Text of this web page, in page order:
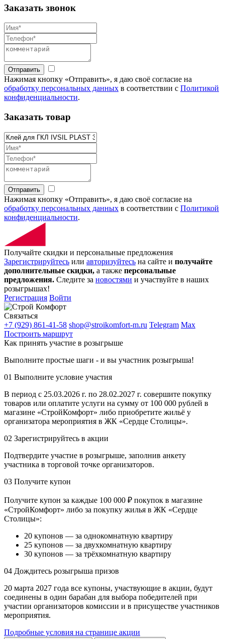
Заказать звонок
Отправить
Нажимая кнопку «Отправить», я даю своё согласие на
обработку персональных данных в соответствии с Политикой
конфиденциальности.
Заказать товар
Отправить
Нажимая кнопку «Отправить», я даю своё согласие на
обработку персональных данных в соответствии с Политикой
конфиденциальности.
Получайте скидки и персональные предложения
Зарегистрируйтесь или авторизуйтесь на сайте и получайте
дополнительные скидки, а также персональные
предложения. Следите за новостями и участвуйте в наших
розыгрышах!
Регистрация Войти
Связаться
+7 (929) 861-41-58 shop@stroikomfort-m.ru Telegram Max
Построить маршрут
Как принять участие в розыгрыше
Выполните простые шаги - и вы участник розыгрыша!
01 Выполните условие участия
В период с 25.03.2026 г. по 28.02.2027 г. совершите покупку
товаров или оплатите услуги на сумму от 100 000 рублей в
магазине «СтройКомфорт» либо приобретите жильё у
организатора мероприятия в ЖК «Сердце Столицы».
02 Зарегистрируйтесь в акции
Подтвердите участие в розыгрыше, заполнив анкету
участника в торговой точке организаторов.
03 Получите купон
Получите купон за каждые 100 000 ₽ покупок в магазине
«СтройКомфорт» либо за покупку жилья в ЖК «Сердце
Столицы»:
20 купонов — за однокомнатную квартиру
25 купонов — за двухкомнатную квартиру
30 купонов — за трёхкомнатную квартиру
04 Дождитесь розыгрыша призов
20 марта 2027 года все купоны, участвующие в акции, будут
соединены в один барабан для выбора победителей при
участии организаторов комиссии и в присуществе участников
мероприятия.
Подробные условия на странице акции